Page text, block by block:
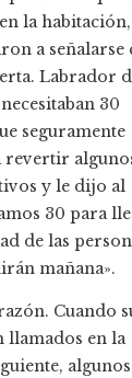
la
a señalarse
Labrador
30
seguramente
y le dijo al
30 para
de las
mañana».
Cuando
llamados en la
algunos